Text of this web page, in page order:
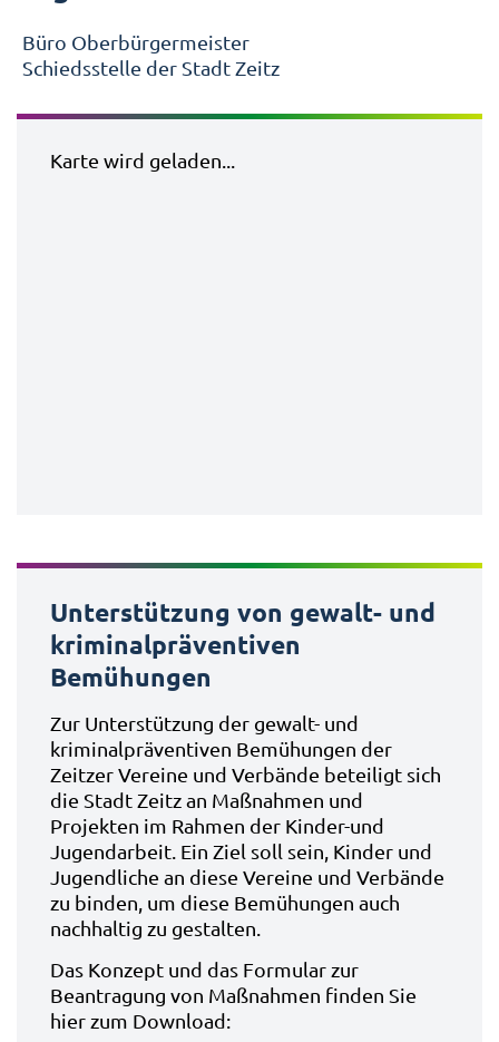
Büro Oberbürgermeister
Schiedsstelle der Stadt Zeitz
Karte wird geladen...
Unterstützung von gewalt- und
kriminalpräventiven
Bemühungen
Zur Unterstützung der gewalt- und
kriminalpräventiven Bemühungen der
Zeitzer Vereine und Verbände beteiligt sich
die Stadt Zeitz an Maßnahmen und
Projekten im Rahmen der Kinder-und
Jugendarbeit. Ein Ziel soll sein, Kinder und
Jugendliche an diese Vereine und Verbände
zu binden, um diese Bemühungen auch
nachhaltig zu gestalten.
Das Konzept und das Formular zur
Beantragung von Maßnahmen finden Sie
hier zum Download: